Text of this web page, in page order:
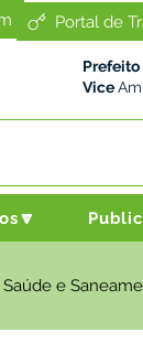
Portal de
Prefeito
Vice
Saúde e